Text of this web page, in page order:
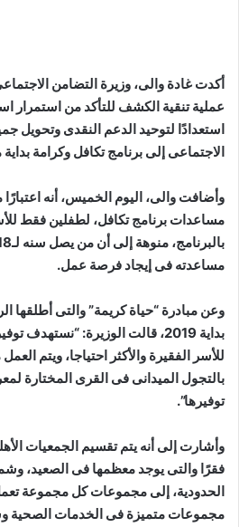
أكدت غادة والى، وزيرة التضامن
عملية تنقية الكشف للتأكد من استمرار
استعدادًا لتوحيد الدعم النقدى وتحويل
الاجتماعى إلى برنامج تكافل وكرامة
وأضافت والى، اليوم الخميس، أنه
مساعدات برنامج تكافل، لطفلين فقط
مساعدته فى إيجاد فرصة عمل.
وعن مبادرة “حياة كريمة” والتى أطلقها
بداية 2019، قالت الوزيرة:
بالتجول الميدانى فى القرى المختارة
توفيرها”.
وأشارت إلى أنه يتم تقسيم الجمعيات
فقرًا والتى يوجد معظمها فى الصعيد،
الحدودية، إلى مجموعات كل مجموعة
مجموعات متميزة فى الخدمات الصحية